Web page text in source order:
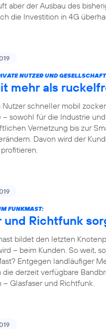
aber der Ausbau des
die Investition in 4G
NUTZER UND
mehr als
schneller mobil
sowohl für die Industrie
Vernetzung bis zur
Davon wird der
FUNKMAST:
und Richtfunk
bildet den letzten
– beim Kunden. So weit,
Entgegen landläufiger
die derzeit verfügbare
– Glasfaser und Richtfunk.